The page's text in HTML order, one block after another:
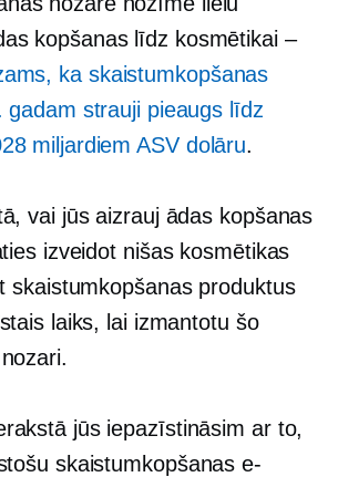
kopšanas līdz kosmētikai –
ka skaistumkopšanas
gadam strauji pieaugs līdz
miljardiem ASV dolāru.
vai jūs aizrauj ādas kopšanas
izveidot nišas kosmētikas
skaistumkopšanas produktus
laiks, lai izmantotu šo
jūs iepazīstināsim ar to,
skaistumkopšanas e-